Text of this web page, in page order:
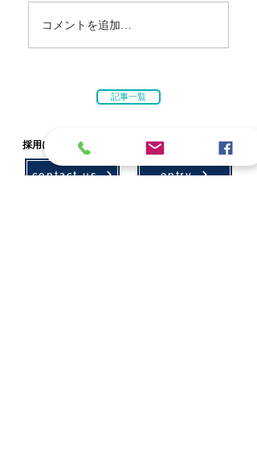
コメントを追加…
記事一覧
採用に関するお問い合わせ・エントリーはこちら
contact us entry